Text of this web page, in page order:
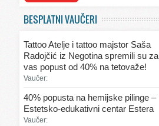
Svet kulinarstva
Svet lepote
Svet mode
BESPLATNI VAUČERI
Tattoo Atelje i tattoo majstor Saša
Radojčić iz Negotina spremili su za
vas popust od 40% na tetovaže!
Vaučer:
40% popusta na hemijske pilinge –
Estetsko-edukativni centar Estera
Vaučer: